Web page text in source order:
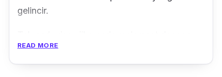
gelincir.
tinggi untuk buat pukulan
sebab tak akan mudah tergelincir.
READ MORE